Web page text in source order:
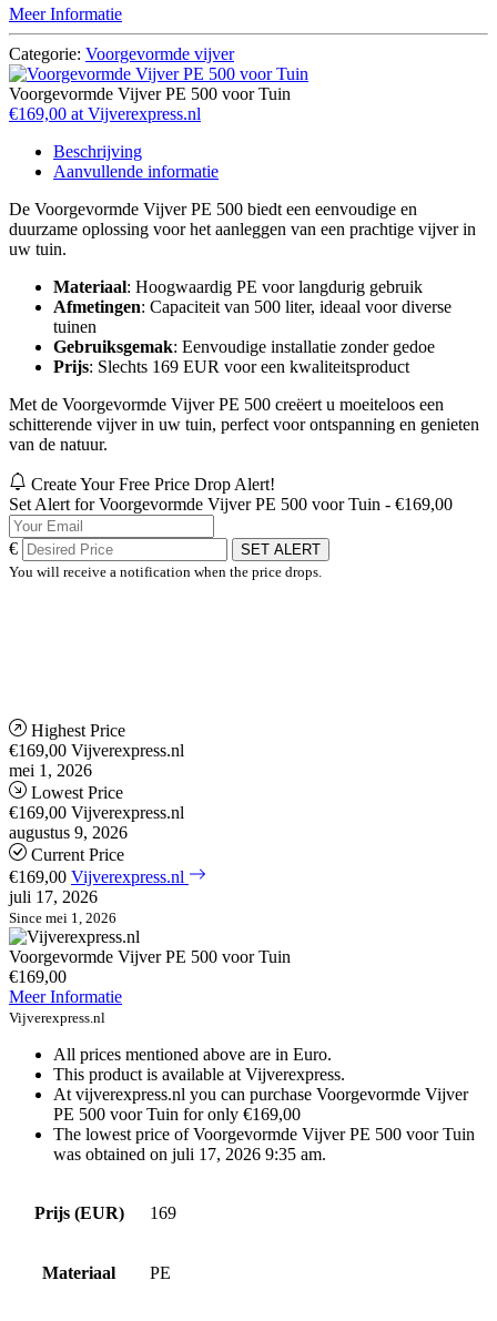
Meer Informatie
Categorie: Voorgevormde vijver
Voorgevormde Vijver PE 500 voor Tuin
€169,00 at Vijverexpress.nl
Beschrijving
Aanvullende informatie
De Voorgevormde Vijver PE 500 biedt een eenvoudige en
duurzame oplossing voor het aanleggen van een prachtige vijver in
uw tuin.
Materiaal: Hoogwaardig PE voor langdurig gebruik
Afmetingen: Capaciteit van 500 liter, ideaal voor diverse
tuinen
Gebruiksgemak: Eenvoudige installatie zonder gedoe
Prijs: Slechts 169 EUR voor een kwaliteitsproduct
Met de Voorgevormde Vijver PE 500 creëert u moeiteloos een
schitterende vijver in uw tuin, perfect voor ontspanning en genieten
van de natuur.
Create Your Free Price Drop Alert!
Set Alert for Voorgevormde Vijver PE 500 voor Tuin - €169,00
€
SET ALERT
You will receive a notification when the price drops.
Highest Price
€169,00 Vijverexpress.nl
mei 1, 2026
Lowest Price
€169,00 Vijverexpress.nl
augustus 9, 2026
Current Price
€169,00 Vijverexpress.nl
juli 17, 2026
Since mei 1, 2026
Voorgevormde Vijver PE 500 voor Tuin
€169,00
Meer Informatie
Vijverexpress.nl
All prices mentioned above are in Euro.
This product is available at Vijverexpress.
At vijverexpress.nl you can purchase Voorgevormde Vijver
PE 500 voor Tuin for only €169,00
The lowest price of Voorgevormde Vijver PE 500 voor Tuin
was obtained on juli 17, 2026 9:35 am.
Prijs (EUR) 169
Materiaal PE